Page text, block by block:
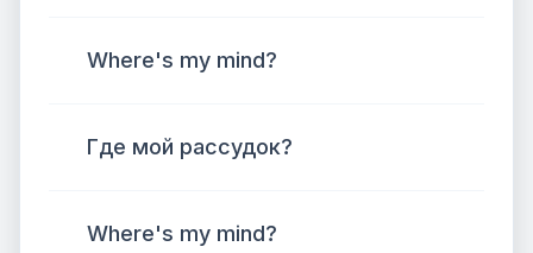
Where's my mind?
Где мой рассудок?
Where's my mind?